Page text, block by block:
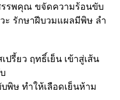
รพคุณ ขจัดความร้อนขับ
รักษาฝีบวมแผลมีพิษ ลำ
ปรี้ยว ฤทธิ์เย็น เข้าสู่เส้น
ษ ทำให้เลือดเย็นห้าม